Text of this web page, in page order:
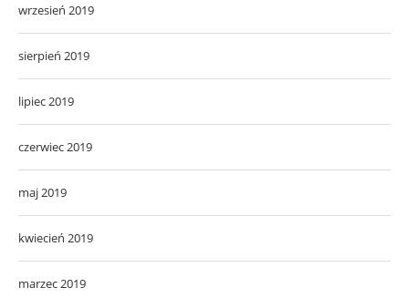
wrzesień 2019
sierpień 2019
lipiec 2019
czerwiec 2019
maj 2019
kwiecień 2019
marzec 2019